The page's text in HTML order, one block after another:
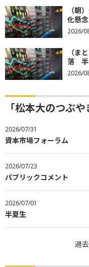
（朝
化懸
2026/
（ま
落 半
2026/
「松本大のつぶ
2026/07/31
資本市場フォーラム
2026/07/23
パブリックコメント
2026/07/01
半夏生
過